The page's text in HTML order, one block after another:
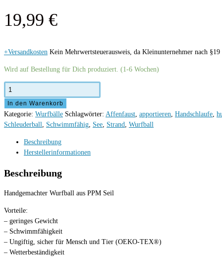
19,99 €
+Versandkosten Kein Mehrwertsteuerausweis, da Kleinunternehmer nach
Wird auf Bestellung für Dich produziert. (1-6 Wochen)
Wurfball
"Kranichbeere"
Menge
In den Warenkorb
Kategorie: Wurfbälle Schlagwörter: Affenfaust, apportieren, Handschlaufe,
Schleuderball, Schwimmfähig, See, Strand, Wurfball
Beschreibung
Herstellerinformationen
Beschreibung
Handgemachter Wurfball aus PPM Seil
Vorteile:
– geringes Gewicht
– Schwimmfähigkeit
– Ungiftig, sicher für Mensch und Tier (OEKO-TEX®)
– Wetterbeständigkeit